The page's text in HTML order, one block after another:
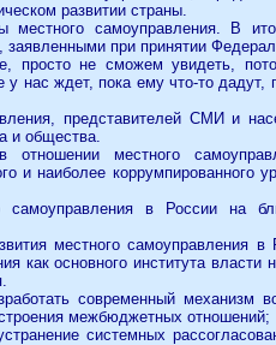
развитии страны.
самоуправления. В
при принятии
не сможем увидеть,
нас ждет, пока ему что-то
представителей СМИ и
и общества.
местного
и наиболее коррумпированного
самоуправления в России на
местного самоуправления
как основного института власти
современный механизм
межбюджетных отношений;
системных